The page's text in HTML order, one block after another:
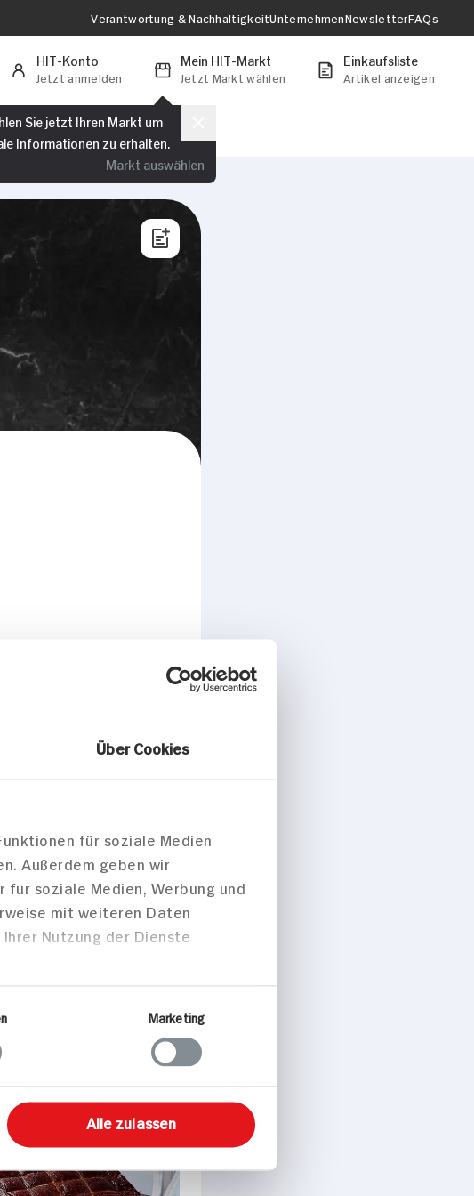
Verantwortung & NachhaltigkeitUnternehmenNewsletterFAQs
HIT-Konto
Jetzt anmelden
Mein HIT-Markt
Jetzt Markt wählen
Sie jetzt Ihren Markt um
Informationen zu erhalten.
Markt auswählen
Einkaufsliste
Artikel anzeigen
Hauptspeisen